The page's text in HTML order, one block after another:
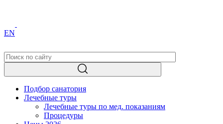
EN
Подбор санатория
Лечебные туры
Лечебные туры по мед. показаниям
Процедуры